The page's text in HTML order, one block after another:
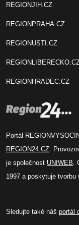
REGIONJIH.CZ
REGIONPRAHA.CZ
REGIONUSTI.CZ
REGIONHRADEC.CZ
Portál
REGION24.CZ .
je společnost UNIWEB
1997 a poskytuje tvorbu
Sledujte také náš portál